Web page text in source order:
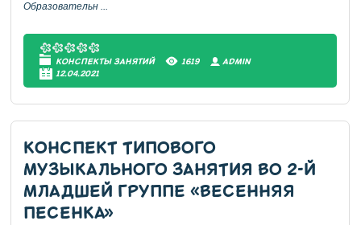
Образовательн...
КОНСПЕКТЫ ЗАНЯТИЙ 1619
АDMIN
12.04.2021
КОНСПЕКТ ТИПОВОГО
МУЗЫКАЛЬНОГО ЗАНЯТИЯ ВО 2-Й
МЛАДШЕЙ ГРУППЕ «ВЕСЕННЯЯ
ПЕСЕНКА»